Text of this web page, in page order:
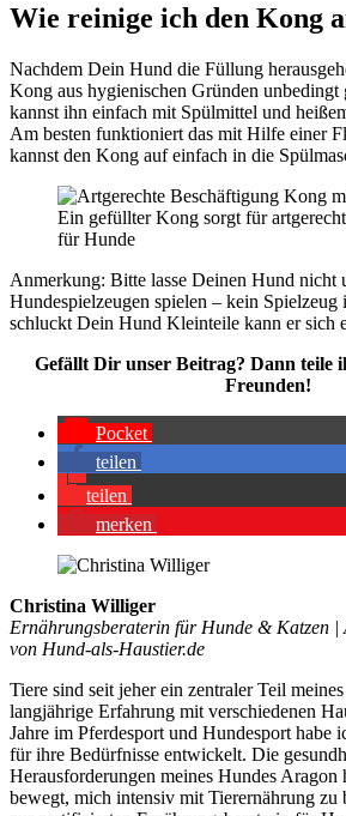
Wie rei­ni­ge ich den Kong
Nach­dem Dein Hund die Fül­lung
Kong aus hygie­ni­schen Grün­den
kannst ihn ein­fach mit Spül­mit­tel und
Am bes­ten funk­tio­niert das mit Hil­fe einer
kannst den Kong auf ein­fach in die
Ein gefüll­ter Kong sorgt für
für Hun­de
Anmer­kung: Bit­te las­se Dei­nen Hund nicht
Hun­de­spiel­zeu­gen spie­len – kein
schluckt Dein Hund Klein­tei­le kann er sich
Gefällt Dir unser Bei­trag? Dann tei­le
Freun­den!
Pocket
tei­len
tei­len
mer­ken
Christina Williger
Ernährungsberaterin für Hunde & Katzen
von Hund-als-Haustier.de
Tiere sind seit jeher ein zentraler Teil
langjährige Erfahrung mit verschiedenen
Jahre im Pferdesport und Hundesport habe
für ihre Bedürfnisse entwickelt. Die
Herausforderungen meines Hundes Aragon
bewegt, mich intensiv mit Tierernährung zu